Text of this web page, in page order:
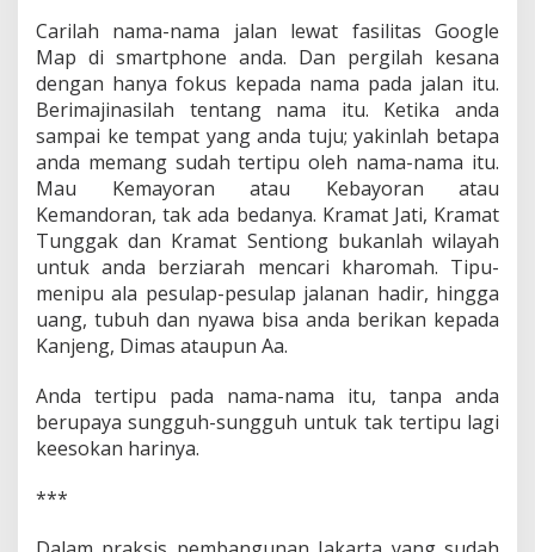
Carilah nama-nama jalan lewat fasilitas Google
Map di smartphone anda. Dan pergilah kesana
dengan hanya fokus kepada nama pada jalan itu.
Berimajinasilah tentang nama itu. Ketika anda
sampai ke tempat yang anda tuju; yakinlah betapa
anda memang sudah tertipu oleh nama-nama itu.
Mau Kemayoran atau Kebayoran atau
Kemandoran, tak ada bedanya. Kramat Jati, Kramat
Tunggak dan Kramat Sentiong bukanlah wilayah
untuk anda berziarah mencari kharomah. Tipu-
menipu ala pesulap-pesulap jalanan hadir, hingga
uang, tubuh dan nyawa bisa anda berikan kepada
Kanjeng, Dimas ataupun Aa.
Anda tertipu pada nama-nama itu, tanpa anda
berupaya sungguh-sungguh untuk tak tertipu lagi
keesokan harinya.
***